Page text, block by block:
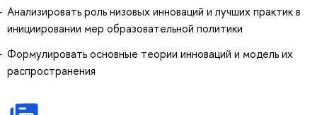
Анализировать роль низовых инноваций и лучших практик в
инициировании мер образовательной политики
Формулировать основные теории инноваций и модель их
распространения